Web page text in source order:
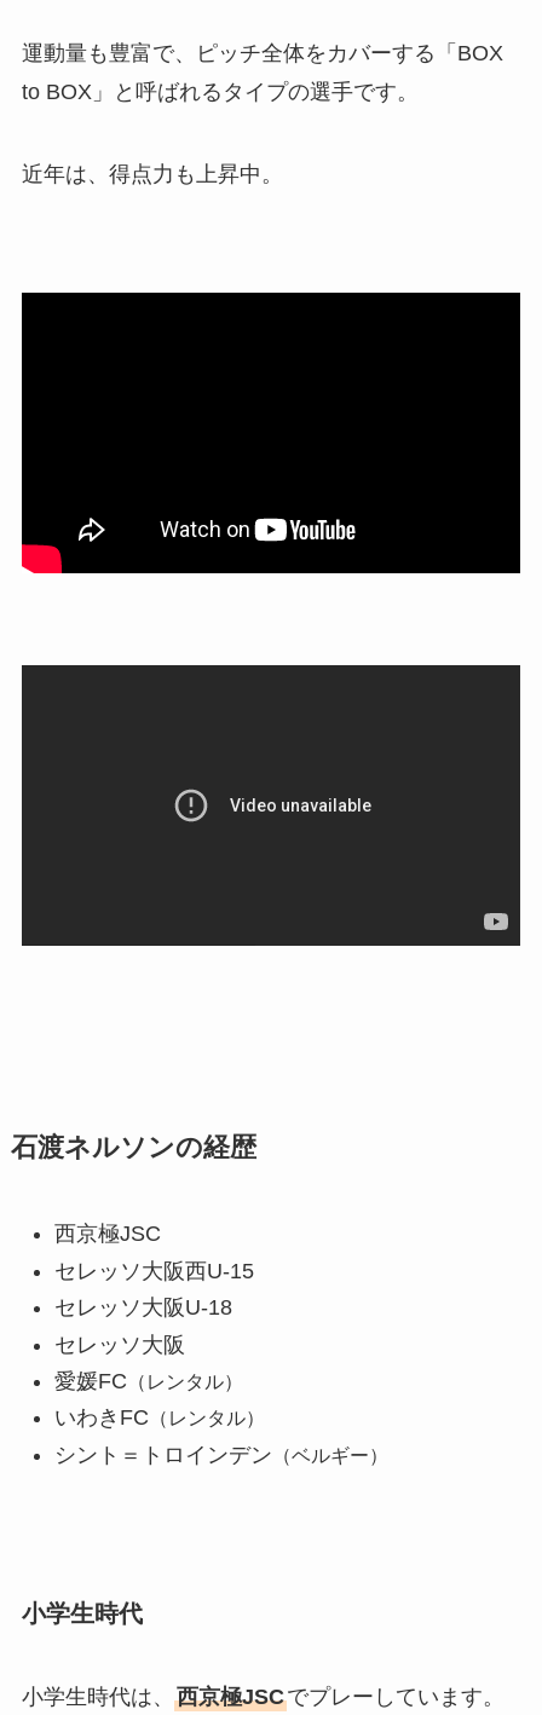
運動量も豊富で、ピッチ全体をカバーする「BOX
to BOX」と呼ばれるタイプの選手です。
近年は、得点力も上昇中。
石渡ネルソンの経歴
西京極JSC
セレッソ大阪西U-15
セレッソ大阪U-18
セレッソ大阪
愛媛FC （レンタル）
いわきFC （レンタル）
シント＝トロインデン （ベルギー）
小学生時代
小学生時代は、 西京極JSCでプレーしています。